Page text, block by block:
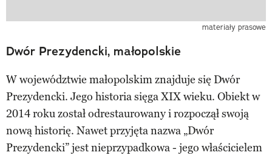
materiały prasowe
Dwór Prezydencki, małopolskie
W województwie małopolskim znajduje się Dwór
Prezydencki. Jego historia sięga XIX wieku. Obiekt w
2014 roku został odrestaurowany i rozpoczął swoją
nową historię. Nawet przyjęta nazwa „Dwór
Prezydencki” jest nieprzypadkowa - jego właścicielem